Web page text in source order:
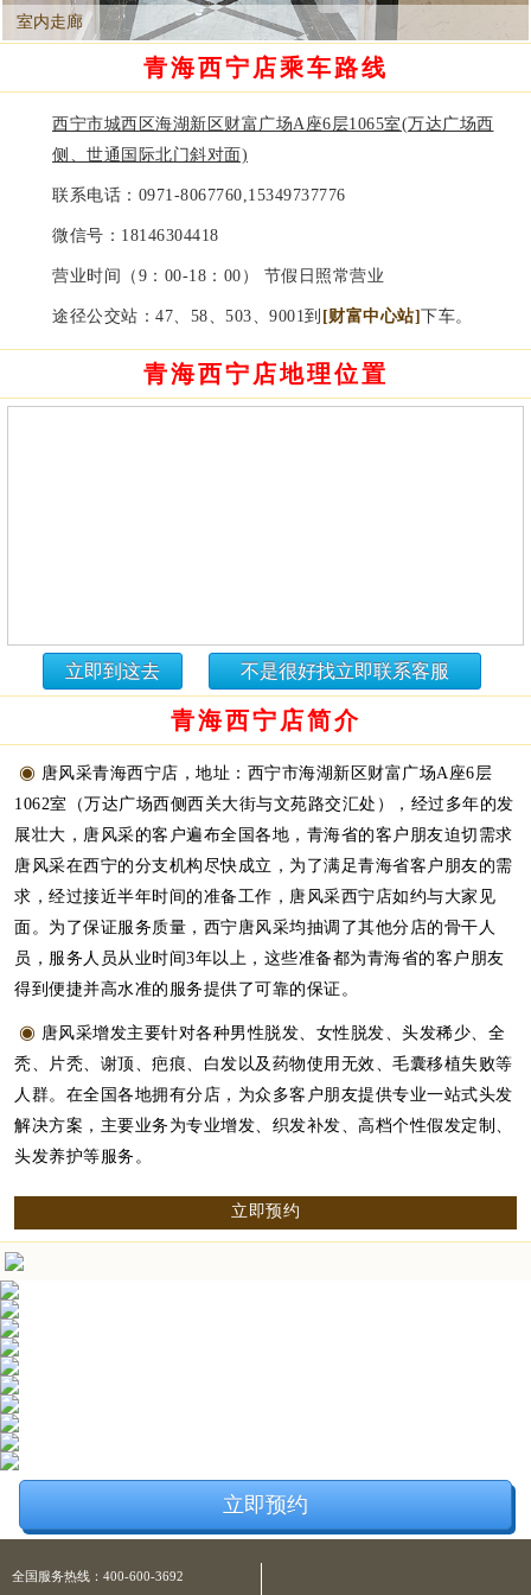
室内走廊
青海西宁店乘车路线
西宁市城西区海湖新区财富广场A座6层1065室(万达广场西
侧、世通国际北门斜对面)
联系电话： 0971-8067760,15349737776
微信号： 18146304418
营业时间（9：00-18：00） 节假日照常营业
途径公交站：47、58、503、9001到 [财富中心站] 下车。
青海西宁店地理位置
立即到这去 不是很好找立即联系客服
青海西宁店简介
◉ 唐风采青海西宁店，地址：西宁市海湖新区财富广场A座6层
1062室（万达广场西侧西关大街与文苑路交汇处），经过多年的发
展壮大，唐风采的客户遍布全国各地，青海省的客户朋友迫切需求
唐风采在西宁的分支机构尽快成立，为了满足青海省客户朋友的需
求，经过接近半年时间的准备工作，唐风采西宁店如约与大家见
面。为了保证服务质量，西宁唐风采均抽调了其他分店的骨干人
员，服务人员从业时间3年以上，这些准备都为青海省的客户朋友
得到便捷并高水准的服务提供了可靠的保证。
◉ 唐风采增发主要针对各种男性脱发、女性脱发、头发稀少、全
秃、片秃、谢顶、疤痕、白发以及药物使用无效、毛囊移植失败等
人群。在全国各地拥有分店，为众多客户朋友提供专业一站式头发
解决方案，主要业务为专业增发、织发补发、高档个性假发定制、
头发养护等服务。
立即预约
立即预约
全国服务热线：400-600-3692